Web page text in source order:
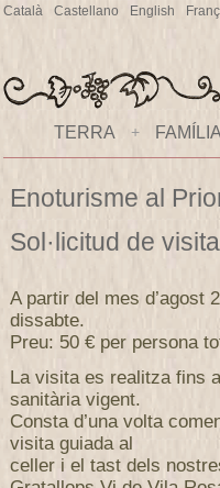
Català Castellano English
TERRA + FAMÍLIA
Enoturisme al
Sol·licitud de
A partir del mes d’agost
dissabte.
Preu: 50 € per persona
La visita es realitza fins
sanitària vigent.
Consta d’una volta
visita guiada al
celler i el tast dels